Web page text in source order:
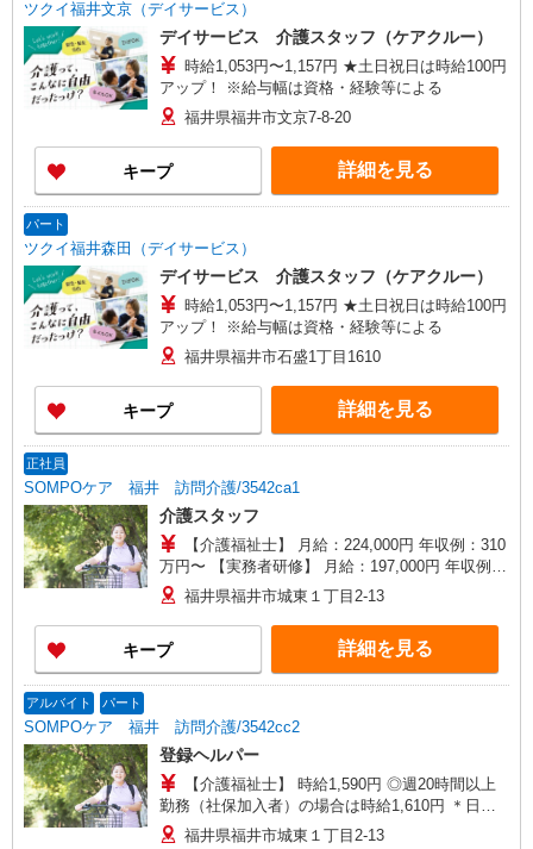
ツクイ福井文京（デイサービス）
デイサービス 介護スタッフ（ケアクルー）
時給1,053円〜1,157円 ★土日祝日は時給100円
アップ！ ※給与幅は資格・経験等による
福井県福井市文京7-8-20
キープ 詳細を見る
パート
ツクイ福井森田（デイサービス）
デイサービス 介護スタッフ（ケアクルー）
時給1,053円〜1,157円 ★土日祝日は時給100円
アップ！ ※給与幅は資格・経験等による
福井県福井市石盛1丁目1610
キープ 詳細を見る
正社員
SOMPOケア 福井 訪問介護/3542ca1
介護スタッフ
【介護福祉士】 月給：224,000円 年収例：310
万円〜 【実務者研修】 月給：197,000円 年収例：
270万円〜 【初任者研修】 月給：191,000円 年収
例：265万円〜 ※職務手当、働きがい向上手当、
日祝手当（月平均2回分）等、毎月平均的に支払わ
れる手当を含みます。 ※介護福祉士のみ、特別職
務手当も含む ◎残業時は別途時間外手当支給（超
福井県福井市城東１丁目2-13
キープ 詳細を見る
アルバイト パート
SOMPOケア 福井 訪問介護/3542cc2
登録ヘルパー
【介護福祉士】 時給1,590円 ◎週20時間以上
勤務（社保加入者）の場合は時給1,610円 ＊日曜
祝日：時給1,890円〜 【実務者研修・初任者研修
福井県福井市城東１丁目2-13